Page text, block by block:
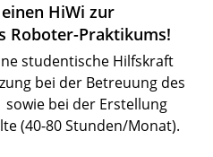
HiWi zur
Roboter-Praktikums!
studentische Hilfskraft
bei der Betreuung des
sowie bei der Erstellung
(40-80 Stunden/Monat).